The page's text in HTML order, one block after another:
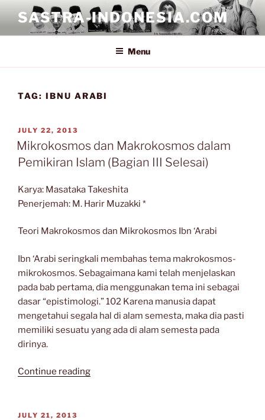
content
SASTRA-INDONESIA.COM
Menu
TAG: IBNU ARABI
POSTED
ON
JULY 22, 2013
Mikrokosmos dan Makrokosmos dalam
Pemikiran Islam (Bagian III Selesai)
Karya: Masataka Takeshita
Penerjemah: M. Harir Muzakki *
Teori Makrokosmos dan Mikrokosmos Ibn ‘Arabi
Ibn ‘Arabi seringkali membahas tema makrokosmos-
mikrokosmos. Sebagaimana kami telah menjelaskan
pada bab pertama, dia menggunakan tema ini sebagai
dasar “epistimologi.” 102 Karena manusia dapat
mengetahui segala hal di alam semesta, maka dia pasti
memiliki sesuatu yang ada di alam semesta pada
dirinya.
Continue reading“Mikrokosmos
POSTED
JULY 21, 2013